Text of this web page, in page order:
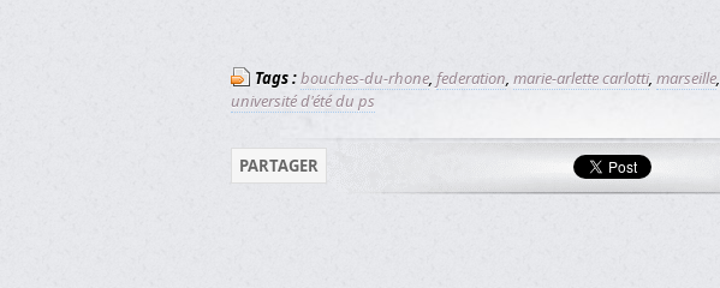
Tags :bouches-du-rhone, federation, marie-arlette carlotti, marseille,
université d'été du ps
PARTAGER